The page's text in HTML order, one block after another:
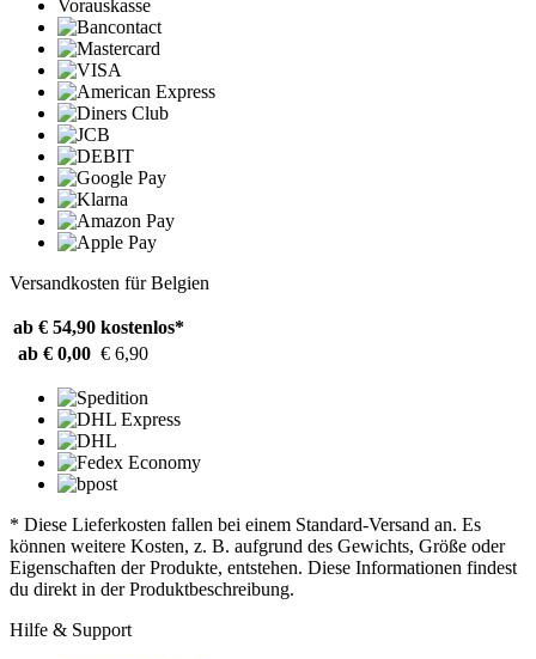
Vorauskasse
Versandkosten für Belgien
ab € 54,90 kostenlos*
ab € 0,00 € 6,90
* Diese Lieferkosten fallen bei einem Standard-Versand an. Es
können weitere Kosten, z. B. aufgrund des Gewichts, Größe oder
Eigenschaften der Produkte, entstehen. Diese Informationen findest
du direkt in der Produktbeschreibung.
Hilfe & Support